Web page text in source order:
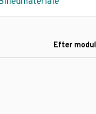
Efter modul